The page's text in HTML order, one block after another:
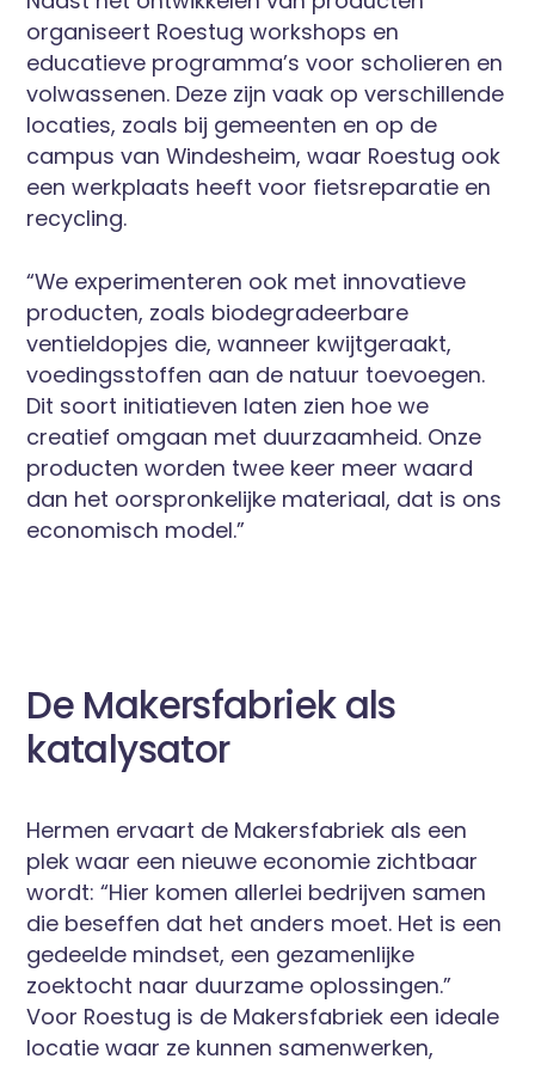
organiseert Roestug workshops en
educatieve programma’s voor scholieren en
volwassenen. Deze zijn vaak op verschillende
locaties, zoals bij gemeenten en op de
campus van Windesheim, waar Roestug ook
een werkplaats heeft voor fietsreparatie en
recycling.
“We experimenteren ook met innovatieve
producten, zoals biodegradeerbare
ventieldopjes die, wanneer kwijtgeraakt,
voedingsstoffen aan de natuur toevoegen.
Dit soort initiatieven laten zien hoe we
creatief omgaan met duurzaamheid. Onze
producten worden twee keer meer waard
dan het oorspronkelijke materiaal, dat is ons
economisch model.”
De Makersfabriek als
katalysator
Hermen ervaart de Makersfabriek als een
plek waar een nieuwe economie zichtbaar
wordt: “Hier komen allerlei bedrijven samen
die beseffen dat het anders moet. Het is een
gedeelde mindset, een gezamenlijke
zoektocht naar duurzame oplossingen.”
Voor Roestug is de Makersfabriek een ideale
locatie waar ze kunnen samenwerken,